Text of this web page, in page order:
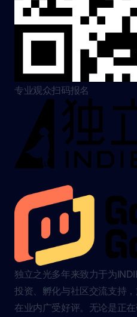
专业观众扫码报名
独立之光多年来致力于为
投资、孵化与社区交流支持
在业内广受好评。无论是正